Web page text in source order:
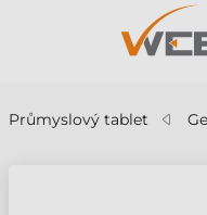
Průmyslový tablet